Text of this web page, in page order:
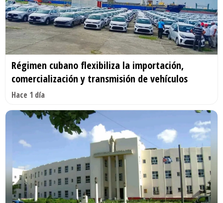
Régimen cubano flexibiliza la importación,
comercialización y transmisión de vehículos
Hace 1 día